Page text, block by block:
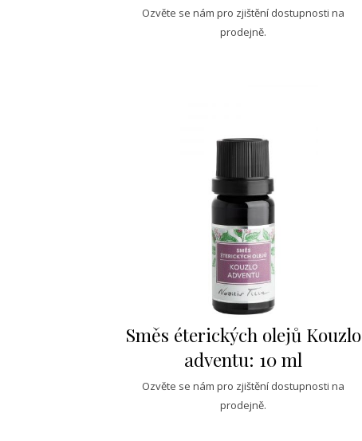
Ozvěte se nám pro zjištění dostupnosti na
prodejně.
Směs éterických olejů Kouzlo
adventu: 10 ml
Ozvěte se nám pro zjištění dostupnosti na
prodejně.